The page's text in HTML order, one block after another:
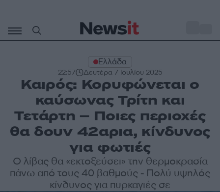
περιεχόμενο
Ελλάδα
22:57 Δευτέρα 7 Ιουλίου 2025
Καιρός: Κορυφώνεται ο
καύσωνας Τρίτη και
Τετάρτη – Ποιες περιοχές
θα δουν 42αρια, κίνδυνος
για φωτιές
Ο λίβας θα «εκτοξεύσει» την θερμοκρασία
πάνω από τους 40 βαθμούς - Πολύ υψηλός
κίνδυνος για πυρκαγιές σε